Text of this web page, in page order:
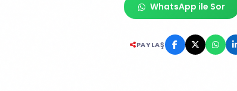
WhatsApp ile Sor
PAYLAŞ